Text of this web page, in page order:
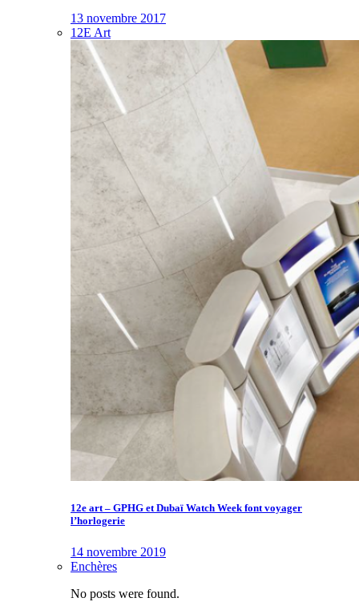
13 novembre 2017
12E Art
12e art – GPHG et Dubaï Watch Week font voyager
l’horlogerie
14 novembre 2019
Enchères
No posts were found.